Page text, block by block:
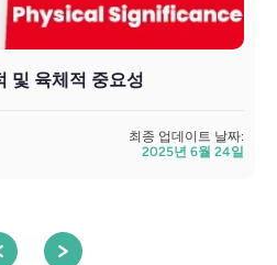
및 육체적 중요성
최종 업데이트 날짜:
2025년 6월 24일